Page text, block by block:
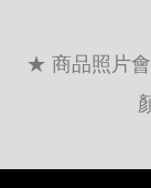
★ 商品照片